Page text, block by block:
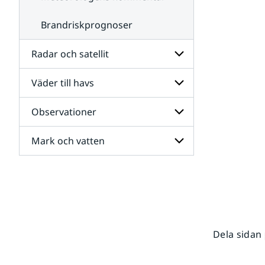
Brandriskprognoser
Radar och satellit
Undersidor
för
Radar
och
satellit
Väder till havs
Undersidor
för
Väder
till
havs
Observationer
Undersidor
för
Mark och vatten
Dela sidan